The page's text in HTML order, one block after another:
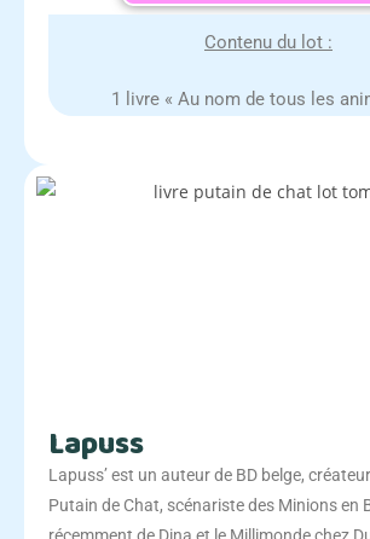
Contenu du lot :
1 livre « Au nom de tous les
Lapuss
Lapuss’ est un auteur de BD belge,
Putain de Chat, scénariste des Minions en